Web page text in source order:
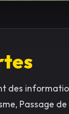
des
Passage